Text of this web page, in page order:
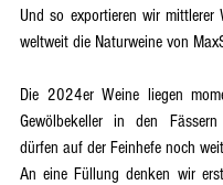
Und so exportieren wir mittlerer
weltweit die Naturweine von
Die 2024er Weine liegen
Gewölbekeller in den
dürfen auf der Feinhefe noch
An eine Füllung denken wir